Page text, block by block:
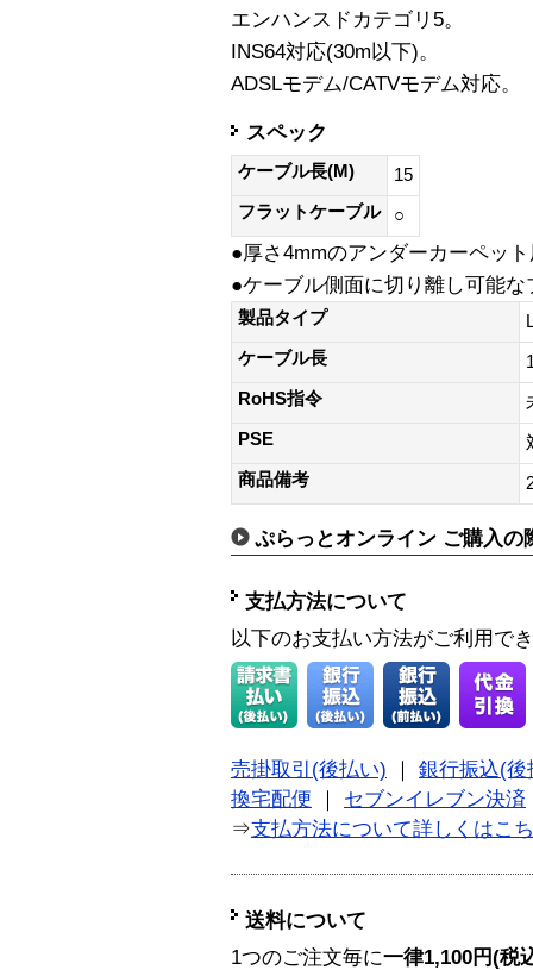
エンハンスドカテゴリ5。
INS64対応(30m以下)。
ADSLモデム/CATVモデム対応。
スペック
ケーブル長(M)
15
フラットケーブル
○
●厚さ4mmのアンダーカーペッ
●ケーブル側面に切り離し可能
製品タイプ
ケーブル長
RoHS指令
PSE
商品備考
ぷらっとオンライン ご購入の
支払方法について
以下のお支払い方法がご利用で
売掛取引(後払い) ｜ 銀行振込(後
換宅配便 ｜ セブンイレブン決済
⇒支払方法について詳しくはこ
送料について
1つのご注文毎に一律1,100円(税